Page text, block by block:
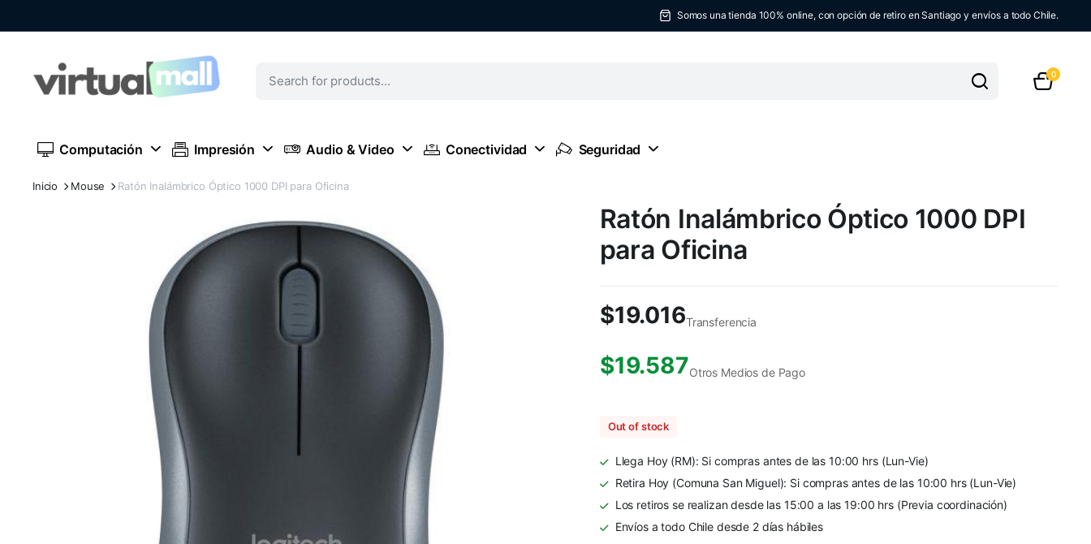
Somos una tienda 100% online, con opción de retiro en Santiago y envíos a todo Chile.
0
Computación Impresión Audio & Video Conectividad Seguridad
Inicio Mouse Ratón Inalámbrico Óptico 1000 DPI para Oficina
Ratón Inalámbrico Óptico 1000 DPI
para Oficina
$19.016Transferencia
$19.587Otros Medios de Pago
Out of stock
Llega Hoy (RM): Si compras antes de las 10:00 hrs (Lun-Vie)
Retira Hoy (Comuna San Miguel): Si compras antes de las 10:00 hrs (Lun-Vie)
Los retiros se realizan desde las 15:00 a las 19:00 hrs (Previa coordinación)
Envíos a todo Chile desde 2 días hábiles